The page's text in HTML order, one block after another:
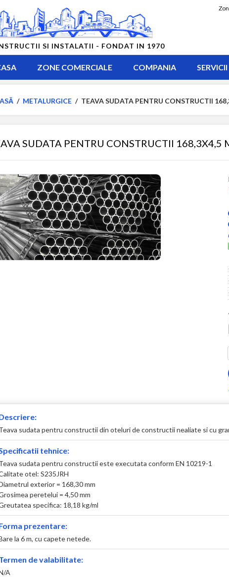
SI INSTALATII - FONDAT IN 1970
ZONE COMERCIALE COMPANIA SERVICII
/ METALURGICE / TEAVA SUDATA PENTRU CONSTRUCTII
SUDATA PENTRU CONSTRUCTII 168,3X4,5
sudata pentru constructii din oteluri de constructii nealiate si cu
tehnice:
sudata pentru constructii este executata conform EN 10219-1
otel: S235JRH
exterior = 168,30 mm
peretelui = 4,50 mm
specifica: 18,18 kg/ml
prezentare:
la 6 m, cu capete netede.
de valabilitate:
A